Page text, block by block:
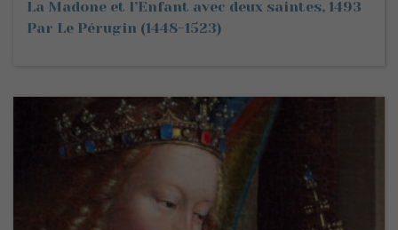
La Madone et l’Enfant avec deux saintes, 1493
Par Le Pérugin (1448-1523)